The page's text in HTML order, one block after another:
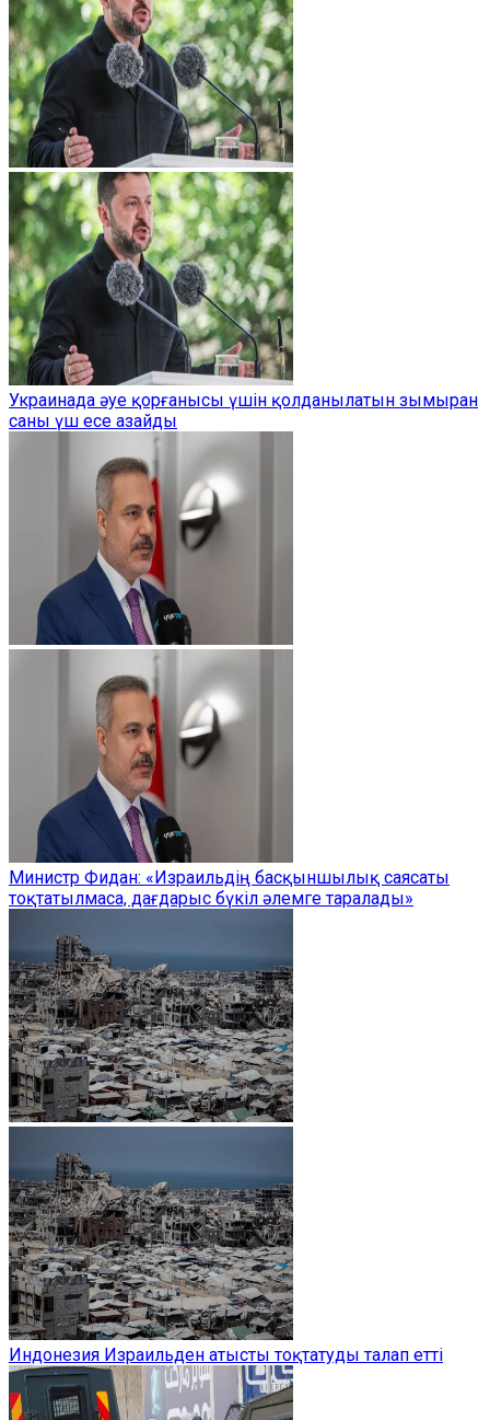
Украинада әуе қорғанысы үшін қолданылатын зымыран
саны үш есе азайды
Министр Фидан: «Израильдің басқыншылық саясаты
тоқтатылмаса, дағдарыс бүкіл әлемге таралады»
Индонезия Израильден атысты тоқтатуды талап етті